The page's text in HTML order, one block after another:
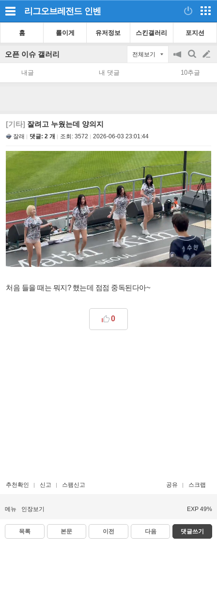
리그오브레전드 인벤
홈 롤이게 유저정보 스킨갤러리 포지션
오픈 이슈 갤러리 전체보기
공
지
on/off
검
색
글
쓰
내글 내 댓글 10추글
[기타] 잘려고 누웠는데 양의지
잘래 댓글: 2 개 조회: 3572 2026-06-03 23:01:44
처음 들을 때는 뭐지? 했는데 점점 중독된다아~
0
추천확인 신고 스팸신고 공유 스크랩
메뉴 인장보기 EXP 49%
목록 본문 이전 다음 댓글쓰기